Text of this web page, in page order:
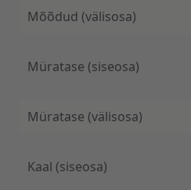
Mõõdud (välisosa)
Müratase (siseosa)
Müratase (välisosa)
Kaal (siseosa)